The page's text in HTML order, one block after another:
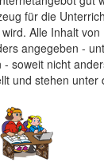
für die
Alle Inhalt
angegeben -
- soweit nicht
und stehen unter